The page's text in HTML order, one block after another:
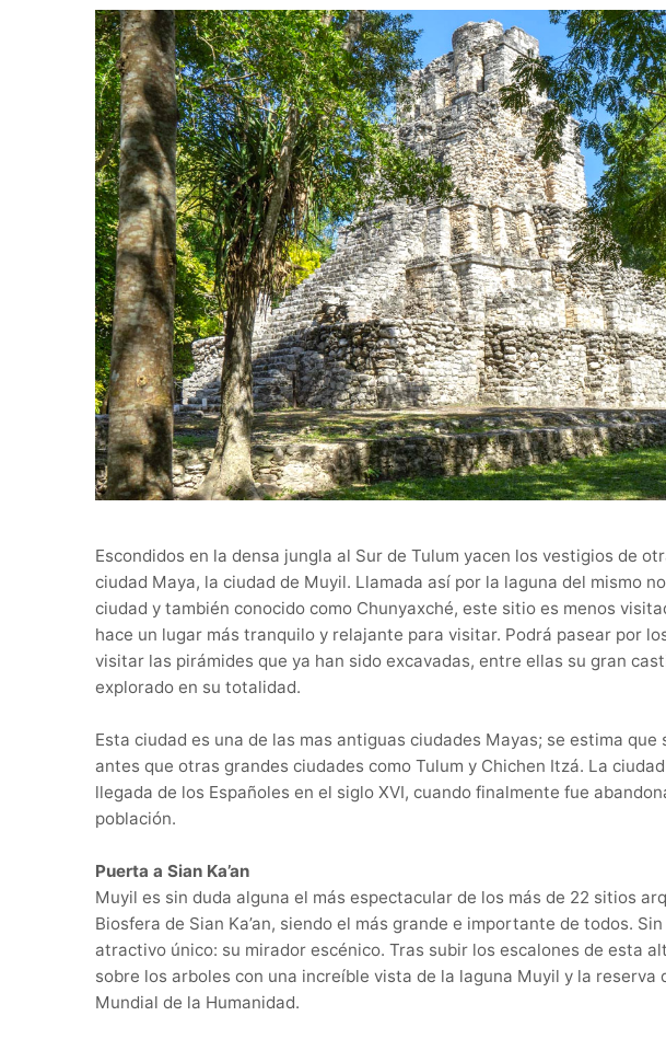
Escondidos en la densa jungla al Sur de Tulum yacen los vestigios de
ciudad Maya, la ciudad de Muyil. Llamada así por la laguna del mismo
ciudad y también conocido como Chunyaxché, este sitio es menos
hace un lugar más tranquilo y relajante para visitar. Podrá pasear por
visitar las pirámides que ya han sido excavadas, entre ellas su gran
explorado en su totalidad.
Esta ciudad es una de las mas antiguas ciudades Mayas; se estima que
antes que otras grandes ciudades como Tulum y Chichen Itzá. La
llegada de los Españoles en el siglo XVI, cuando finalmente fue
población.
Puerta a Sian Ka’an
Muyil es sin duda alguna el más espectacular de los más de 22 sitios
Biosfera de Sian Ka’an, siendo el más grande e importante de todos.
atractivo único: su mirador escénico. Tras subir los escalones de esta
sobre los arboles con una increíble vista de la laguna Muyil y la reserva
Mundial de la Humanidad.